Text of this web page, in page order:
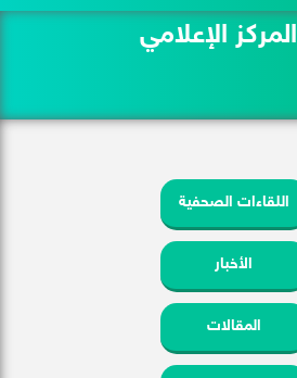
المركز الإعلامي
اللقاءات الصحفية
الأخبار
المقالات